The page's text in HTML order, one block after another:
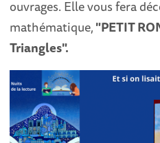
ouvrages. Elle vous fera
mathématique,"PETIT
Triangles".